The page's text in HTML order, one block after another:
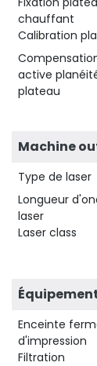
chauffant
Calibration
active
plateau
Machine
Type de laser
Longueur
laser
Laser class
Enceinte
d'impression
Filtration